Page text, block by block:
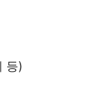
등)